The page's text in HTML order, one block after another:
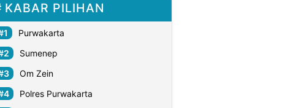
KABAR PILIHAN
Purwakarta
Sumenep
Om Zein
Polres Purwakarta